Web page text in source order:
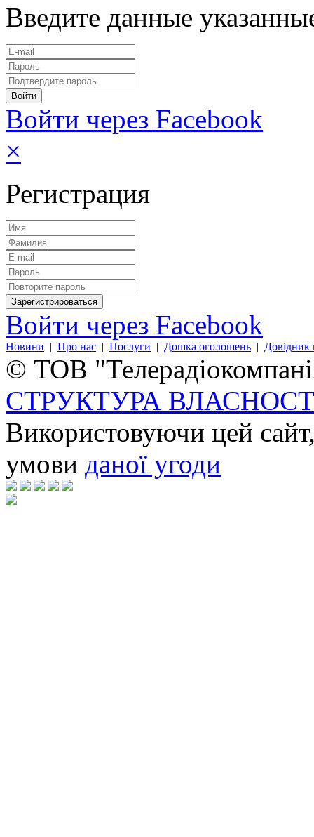
Введите данные
Войти через Facebook
×
Регистрация
Войти через Facebook
Новини | Про нас | Послуги | Дошка оголошень | Довідник
© ТОВ
СТРУКТУРА
Використовуючи цей
умови даної угоди